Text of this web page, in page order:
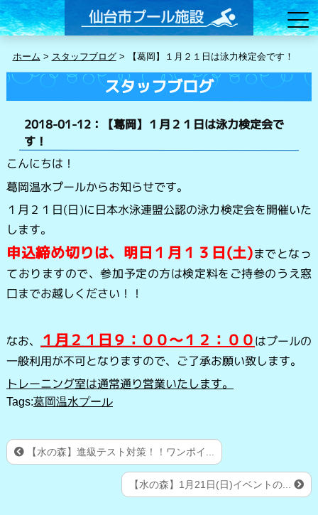
ホーム > スタッフブログ> 【葛岡】１月２１日は泳力検定会です！
スタッフブログ
2018-01-12：【葛岡】１月２１日は泳力検定会で
す！
こんにちは！
葛岡温水プールからお知らせです。
１月２１日(日)に日本水泳連盟公認の泳力検定会を開催いた
します。
申込締め切りは、明日１月１３日(土)までとなっ
ておりますので、参加予定の方は検定料をご持参のうえ窓
口までお越しください！！
なお、 １月２１日９：００～１２：００はプールの
一般利用が不可となりますので、ご了承お願い致します。
トレーニング室は通常通り営業いたします。
Tags:葛岡温水プール
【水の森】進級テスト対策！！ワンポイ...
【水の森】1月21日(日)イベントの...